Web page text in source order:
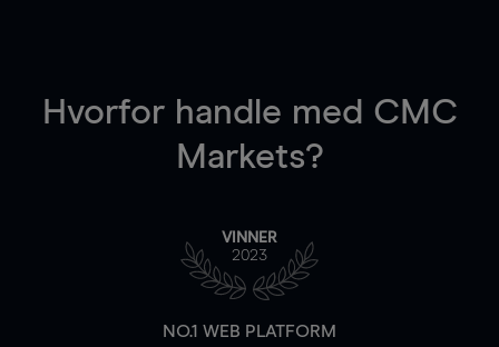
Hvorfor handle med CMC
Markets?
VINNER
2023
NO.1 WEB PLATFORM